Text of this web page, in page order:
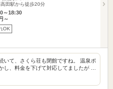
田駅から徒歩20分
～18:30
～
OK
いて、さくら荘も閉館ですね。 温泉ポ
し、料金を下げて対応してましたが …